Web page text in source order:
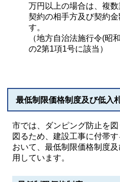
万円以上の場合は、複数
契約の相手方及び契約
す。
（地方自治法施行令(昭
の2第1項1号に該当）
最低制限価格制度及び低入
市では、ダンピング防止を
図るため、建設工事に付帯
おいて、最低制限価格制度
用しています。